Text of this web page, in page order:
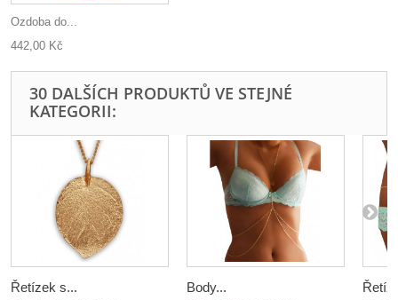
Ozdoba do...
442,00 Kč
30 DALŠÍCH PRODUKTŮ VE STEJNÉ
KATEGORII:
Řetízek s... Body...